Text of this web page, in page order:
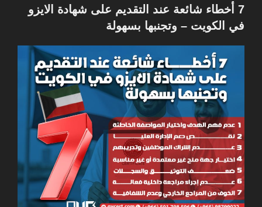
في
7 أخطاء شائعة عند التقديم على شهادة الايزو
في الكويت – وتجنبها بسهولة